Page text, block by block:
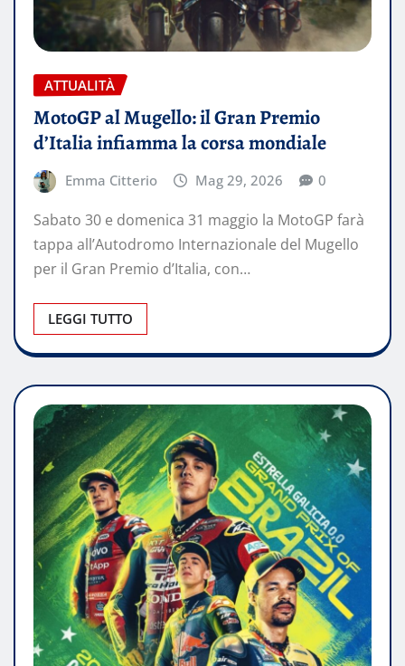
ATTUALITÀ
MotoGP al Mugello: il Gran Premio
d’Italia infiamma la corsa mondiale
Emma Citterio Mag 29, 2026 0
Sabato 30 e domenica 31 maggio la MotoGP farà
tappa all’Autodromo Internazionale del Mugello
per il Gran Premio d’Italia, con…
LEGGI TUTTO